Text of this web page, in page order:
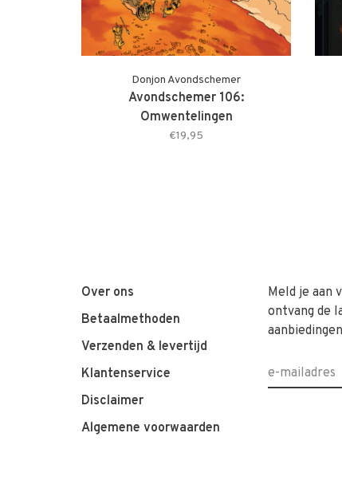
Donjon Avondschemer
Avondschemer 106:
Omwentelingen
€19,95
Over ons
Betaalmethoden
Verzenden & levertijd
Klantenservice
Disclaimer
Algemene voorwaarden
Meld je aan
ontvang de